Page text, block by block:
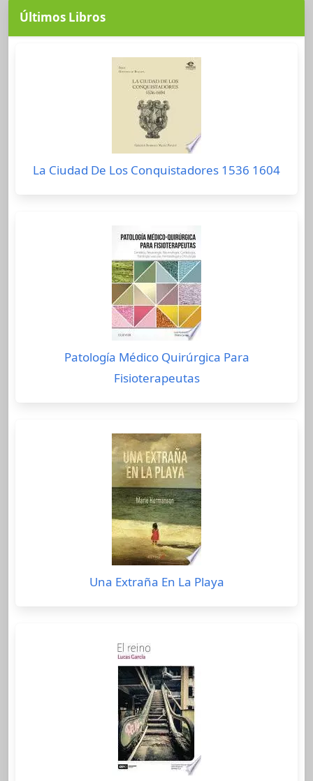
Últimos Libros
La Ciudad De Los Conquistadores 1536 1604
Patología Médico Quirúrgica Para
Fisioterapeutas
Una Extraña En La Playa